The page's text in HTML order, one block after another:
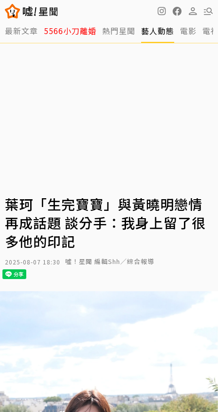
最新文章 5566小刀離婚 熱門星聞 藝人動態 電影 電
葉珂「生完寶寶」與黃曉明戀情
再成話題 談分手：我身上留了很
多他的印記
2025-08-07 18:30 噓！星聞 編輯Shh／綜合報導